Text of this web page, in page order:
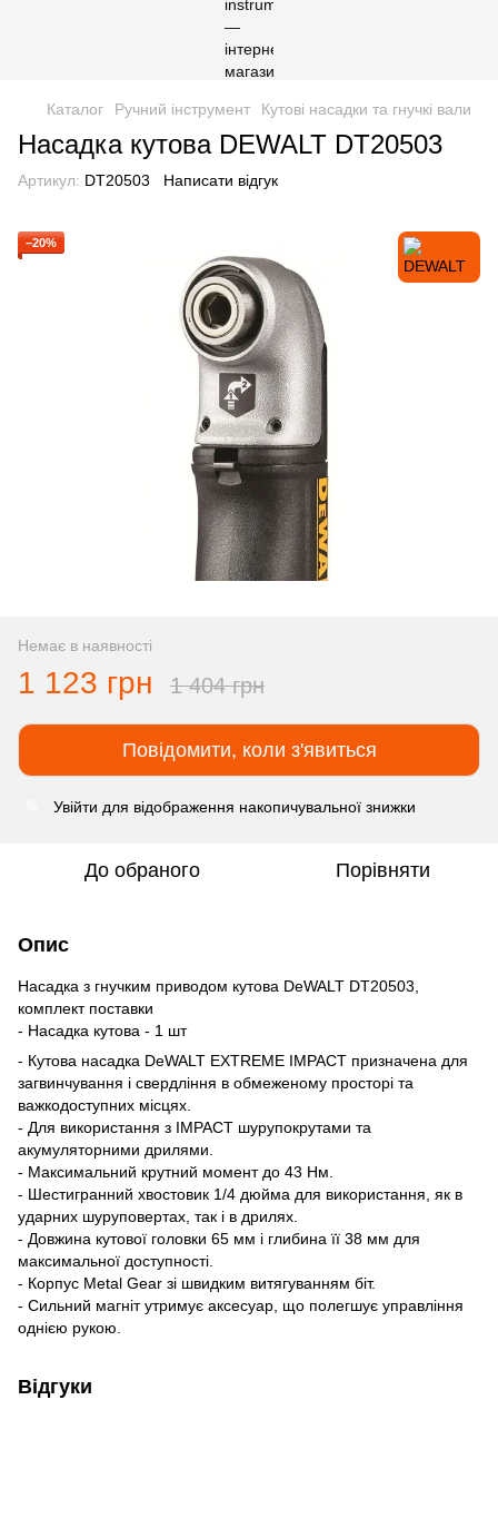
Каталог Ручний інструмент Кутові насадки та гнучкі вали
Насадка кутова DEWALT DT20503
Артикул: DT20503 Написати відгук
−20%
Немає в наявності
1 123 грн 1 404 грн
Повідомити, коли з'явиться
Увійти для відображення накопичувальної знижки
До обраного Порівняти
Опис
Насадка з гнучким приводом кутова DeWALT DT20503,
комплект поставки
- Насадка кутова - 1 шт
- Кутова насадка DeWALT EXTREME IMPACT призначена для
загвинчування і свердління в обмеженому просторі та
важкодоступних місцях.
- Для використання з IMPACT шурупокрутами та
акумуляторними дрилями.
- Максимальний крутний момент до 43 Нм.
- Шестигранний хвостовик 1/4 дюйма для використання, як в
ударних шуруповертах, так і в дрилях.
- Довжина кутової головки 65 мм і глибина її 38 мм для
максимальної доступності.
- Корпус Metal Gear зі швидким витягуванням біт.
- Сильний магніт утримує аксесуар, що полегшує управління
однією рукою.
Відгуки